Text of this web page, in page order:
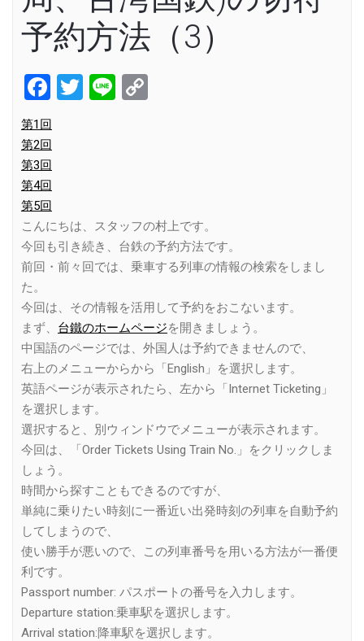
予約方法（3）
Facebook
Twitter
Line
第1回
第2回
第3回
第4回
第5回
こんにちは、スタッフの村上です。
今回も引き続き、台鉄の予約方法です。
前回・前々回では、乗車する列車の情報の検索をしまし
た。
今回は、その情報を活用して予約をおこないます。
まず、 台鐵のホームページを開きましょう。
中国語のページでは、外国人は予約できませんので、
右上のメニューからから「English」を選択します。
英語ページが表示されたら、左から「Internet Ticketing」
を選択します。
選択すると、別ウィンドウでメニューが表示されます。
今回は、「Order Tickets Using Train No.」をクリックしま
しょう。
時間から探すこともできるのですが、
単純に乗りたい時刻に一番近い出発時刻の列車を自動予約
してしまうので、
使い勝手が悪いので、この列車番号を用いる方法が一番便
利です。
Passport number: パスポートの番号を入力します。
Departure station:乗車駅を選択します。
Arrival station:降車駅を選択します。